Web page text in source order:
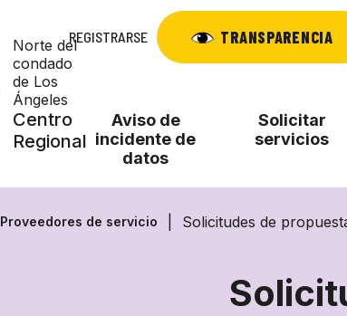
Norte del
condado
de Los
Ángeles
Centro
Regional
REGISTRARSE TRANSPARENCIA
Aviso de
incidente de
datos
Solicitar
servicios
Proveedores de servicio Solicitudes de